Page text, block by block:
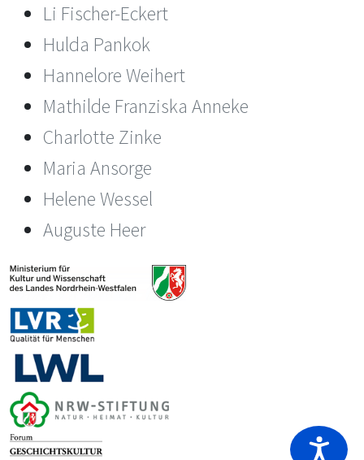
Li Fischer-Eckert
Hulda Pankok
Hannelore Weihert
Mathilde Franziska Anneke
Charlotte Zinke
Maria Ansorge
Helene Wessel
Auguste Heer